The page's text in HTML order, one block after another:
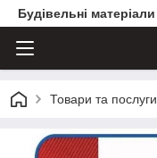
Будівельні
Товари та послуги